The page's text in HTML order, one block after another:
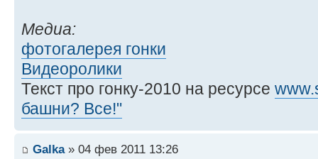
Медиа:
фотогалерея гонки
Видеоролики
Текст про гонку-2010 на ресурсе
башни? Все!"
Galka» 04 фев 2011 13:26